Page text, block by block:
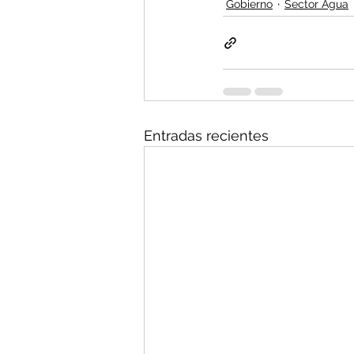
Gobierno Sector Agua
Entradas recientes